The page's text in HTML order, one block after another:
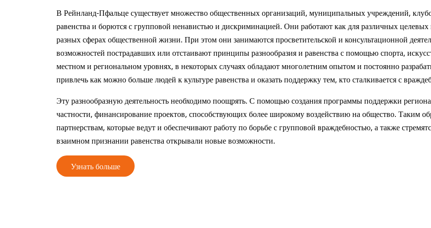
В Рейнланд-Пфальце существует множество общественных организаций, муниципальных учреждений,
равенства и борются с групповой ненавистью и дискриминацией. Они работают как для различных
разных сферах общественной жизни. При этом они занимаются просветительской и консультационной
возможностей пострадавших или отстаивают принципы разнообразия и равенства с помощью спорта,
местном и региональном уровнях, в некоторых случаях обладают многолетним опытом и постоянно
привлечь как можно больше людей к культуре равенства и оказать поддержку тем, кто сталкивается с
Эту разнообразную деятельность необходимо поощрять. С помощью создания программы поддержки
частности, финансирование проектов, способствующих более широкому воздействию на общество. Таким
партнерствам, которые ведут и обеспечивают работу по борьбе с групповой враждебностью, а также
взаимном признании равенства открывали новые возможности.
Узнать больше